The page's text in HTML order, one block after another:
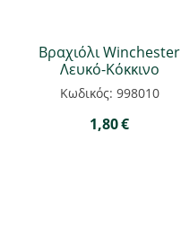
Βραχιόλι Winchester
Λευκό-Κόκκινο
Κωδικός: 998010
1,80€